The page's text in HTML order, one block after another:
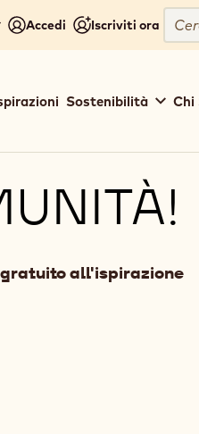
Accedi Iscriviti ora
Cerca
Sostenibilità Chi
all'ispirazione